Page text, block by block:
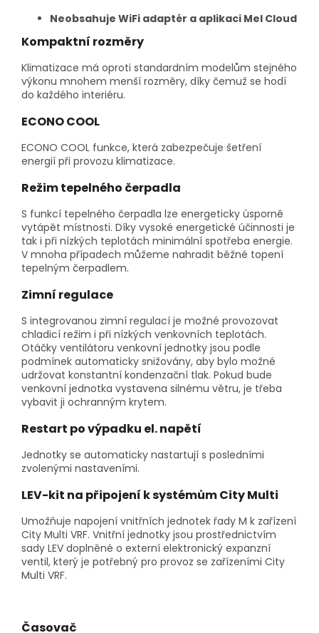
Neobsahuje WiFi adaptér a aplikaci Mel Cloud
Kompaktní rozměry
Klimatizace má oproti standardním modelům stejného
výkonu mnohem menší rozměry, díky čemuž se hodí
do každého interiéru.
ECONO COOL
ECONO COOL funkce, která zabezpečuje šetření
energií při provozu klimatizace.
Režim tepelného čerpadla
S funkcí tepelného čerpadla lze energeticky úsporně
vytápět místnosti. Díky vysoké energetické účinnosti je
tak i při nízkých teplotách minimální spotřeba energie.
V mnoha případech můžeme nahradit běžné topení
tepelným čerpadlem.
Zimní regulace
S integrovanou zimní regulací je možné provozovat
chladicí režim i při nízkých venkovních teplotách.
Otáčky ventilátoru venkovní jednotky jsou podle
podmínek automaticky snižovány, aby bylo možné
udržovat konstantní kondenzační tlak. Pokud bude
venkovní jednotka vystavena silnému větru, je třeba
vybavit ji ochranným krytem.
Restart po výpadku el. napětí
Jednotky se automaticky nastartují s posledními
zvolenými nastaveními.
LEV-kit na připojení k systémům City Multi
Umožňuje napojení vnitřních jednotek řady M k zařízení
City Multi VRF. Vnitřní jednotky jsou prostřednictvím
sady LEV doplněné o externí elektronický expanzní
ventil, který je potřebný pro provoz se zařízeními City
Multi VRF.
Časovač